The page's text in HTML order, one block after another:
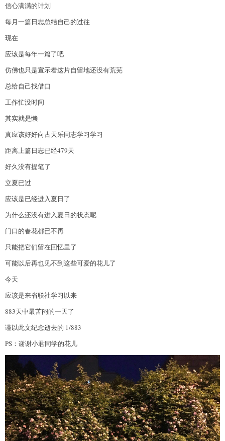
信心满满的计划
每月一篇日志总结自己的过往
现在
应该是每年一篇了吧
仿佛也只是宣示着这片自留地还没有荒芜
总给自己找借口
工作忙没时间
其实就是懒
真应该好好向古天乐同志学习学习
距离上篇日志已经479天
好久没有提笔了
立夏已过
应该是已经进入夏日了
为什么还没有进入夏日的状态呢
门口的春花都已不再
只能把它们留在回忆里了
可能以后再也见不到这些可爱的花儿了
今天
应该是来省联社学习以来
883天中最苦闷的一天了
谨以此文纪念逝去的 1/883
PS：谢谢小君同学的花儿